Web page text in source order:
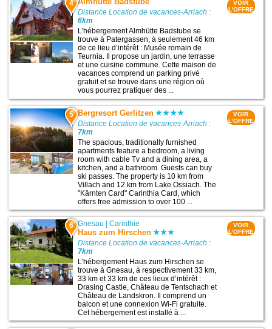
4
Distance Location de vacances-Arriach :
6km
L’hébergement Almhütte Badstube se
trouve à Patergassen, à seulement 46 km
de ce lieu d’intérêt : Musée romain de
Teurnia. Il propose un jardin, une terrasse
et une cuisine commune. Cette maison de
vacances comprend un parking privé
gratuit et se trouve dans une région où
vous pourrez pratiquer des ...
VOIR
L'OFFRE
5 Bergresort Gerlitzen
Distance Location de vacances-Arriach :
7km
The spacious, traditionally furnished
apartments feature a bedroom, a living
room with cable Tv and a dining area, a
kitchen, and a bathroom. Guests can buy
ski passes. The property is 10 km from
Villach and 12 km from Lake Ossiach. The
"Kärnten Card" Carinthia Card, which
offers free admission to over 100 ...
VOIR
L'OFFRE
6 Gnesau |Carinthie
Haus zum Hirschen
Distance Location de vacances-Arriach :
7km
L’hébergement Haus zum Hirschen se
trouve à Gnesau, à respectivement 33 km,
33 km et 33 km de ces lieux d’intérêt :
Drasing Castle, Château de Tentschach et
Château de Landskron. Il comprend un
balcon et une connexion Wi-Fi gratuite.
Cet hébergement est installé à ...
VOIR
L'OFFRE